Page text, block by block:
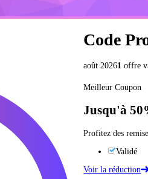
Code
août 20261 offre
Meilleur Coupon
Jusqu'à
Profitez des
Validé
Voir la réduction